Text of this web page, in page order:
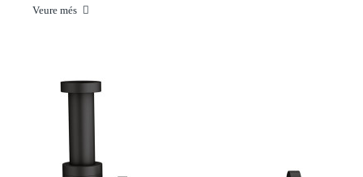
Veure més